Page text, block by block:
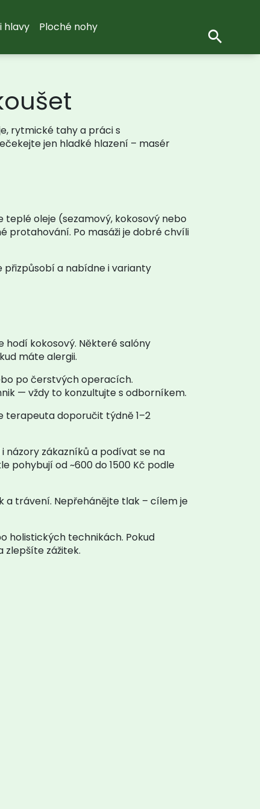
hlavy Ploché nohy
rytmické tahy a práci s
jen hladké hlazení – masér
oleje (sezamový, kokosový nebo
protahování. Po masáži je dobré chvíli
přizpůsobí a nabídne i varianty
hodí kokosový. Některé salóny
máte alergii.
po čerstvých operacích.
— vždy to konzultujte s odborníkem.
terapeuta doporučit týdně 1–2
zákazníků a podívat se na
pohybují od ~600 do 1500 Kč podle
a trávení. Nepřehánějte tlak – cílem je
holistických technikách. Pokud
zážitek.